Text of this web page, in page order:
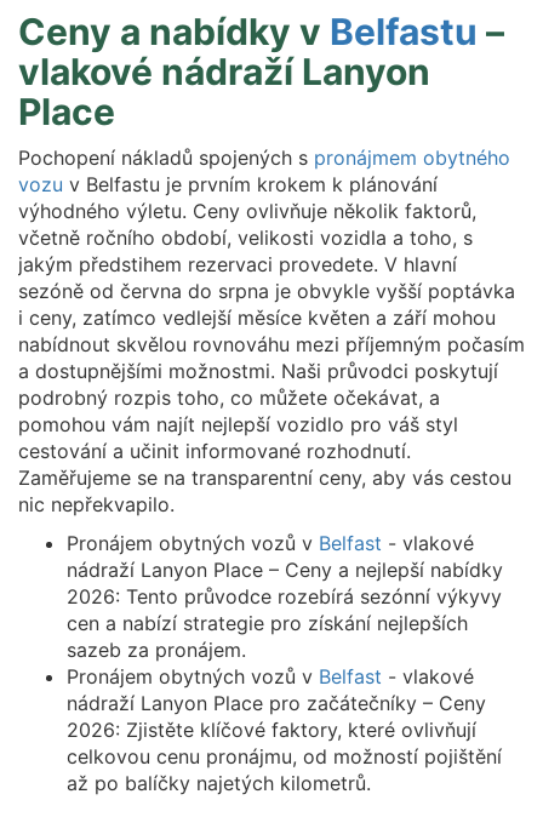
Ceny a nabídky v Belfastu –
vlakové nádraží Lanyon
Place
Pochopení nákladů spojených s pronájmem obytného
vozu v Belfastu je prvním krokem k plánování
výhodného výletu. Ceny ovlivňuje několik faktorů,
včetně ročního období, velikosti vozidla a toho, s
jakým předstihem rezervaci provedete. V hlavní
sezóně od června do srpna je obvykle vyšší poptávka
i ceny, zatímco vedlejší měsíce květen a září mohou
nabídnout skvělou rovnováhu mezi příjemným počasím
a dostupnějšími možnostmi. Naši průvodci poskytují
podrobný rozpis toho, co můžete očekávat, a
pomohou vám najít nejlepší vozidlo pro váš styl
cestování a učinit informované rozhodnutí.
Zaměřujeme se na transparentní ceny, aby vás cestou
nic nepřekvapilo.
Pronájem obytných vozů v Belfast - vlakové
nádraží Lanyon Place – Ceny a nejlepší nabídky
2026: Tento průvodce rozebírá sezónní výkyvy
cen a nabízí strategie pro získání nejlepších
sazeb za pronájem.
Pronájem obytných vozů v Belfast - vlakové
nádraží Lanyon Place pro začátečníky – Ceny
2026: Zjistěte klíčové faktory, které ovlivňují
celkovou cenu pronájmu, od možností pojištění
až po balíčky najetých kilometrů.